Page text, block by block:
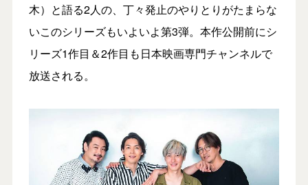
木）と語る2人の、丁々発止のやりとりがたまらな
いこのシリーズもいよいよ第3弾。本作公開前にシ
リーズ1作目＆2作目も日本映画専門チャンネルで
放送される。